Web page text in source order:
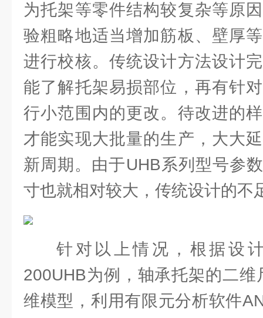
为托架等零件结构较复杂等原
验粗略地适当增加筋板、壁厚
进行校核。传统设计方法设计
能了解托架易损部位，再有针
行小范围内的更改。待改进的
才能实现大批量的生产，大大
新周期。由于UHB系列型号参
寸也就相对较大，传统设计的不
针对以上情况，根据设
200UHB为例，轴承托架的二
维模型，利用有限元分析软件